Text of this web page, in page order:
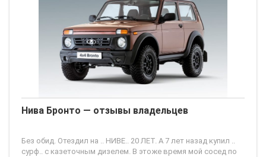
Нива Бронто — отзывы владельцев
Без обид. Отездил на .. НИВЕ.. 20 ЛЕТ. А 7 лет назад купил ..
сурф.. с казеточным дизелем. В этоже время мой сосед по